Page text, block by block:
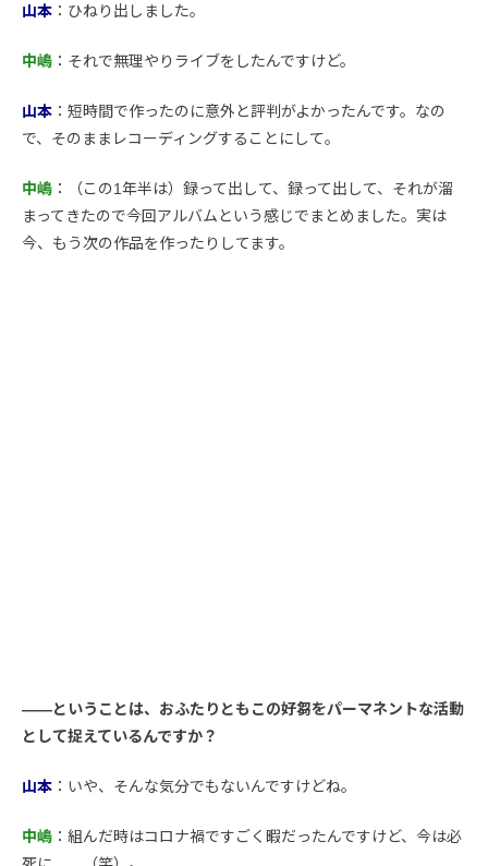
山本 ：ひねり出しました。
中嶋 ：それで無理やりライブをしたんですけど。
山本 ：短時間で作ったのに意外と評判がよかったんです。なの
で、そのままレコーディングすることにして。
中嶋 ：（この1年半は）録って出して、録って出して、それが溜
まってきたので今回アルバムという感じでまとめました。実は
今、もう次の作品を作ったりしてます。
――ということは、おふたりともこの好芻をパーマネントな活動
として捉えているんですか？
山本 ：いや、そんな気分でもないんですけどね。
中嶋 ：組んだ時はコロナ禍ですごく暇だったんですけど、今は必